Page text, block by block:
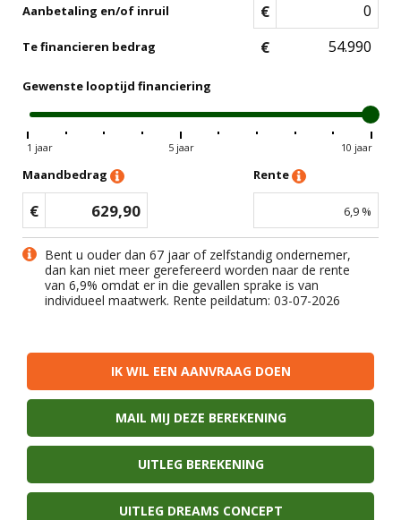
Aanbetaling en/of inruil €
Te financieren bedrag €
Gewenste looptijd financiering
1 jaar 5 jaar 10 jaar
Maandbedrag
€ 629,90
Rente
6,9 %
Bent u ouder dan 67 jaar of zelfstandig ondernemer,
dan kan niet meer gerefereerd worden naar de rente
van 6,9% omdat er in die gevallen sprake is van
individueel maatwerk. Rente peildatum: 03-07-2026
IK WIL EEN AANVRAAG DOEN
MAIL MIJ DEZE BEREKENING
UITLEG BEREKENING
UITLEG DREAMS CONCEPT